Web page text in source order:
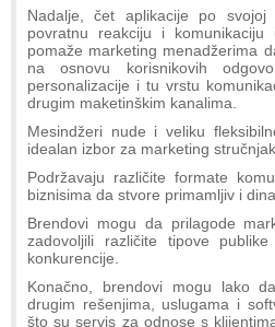
Nadalje, čet aplikacije po svojoj
povratnu reakciju i
pomaže marketing menadžerima
na osnovu korisnikovih
personalizacije i tu vrstu
drugim maketinškim kanalima.
Mesindžeri nude i veliku
idealan izbor za marketing
Podržavaju različite formate
biznisima da stvore primamljiv i
Brendovi mogu da prilagode
zadovoljili različite tipove
konkurencije.
Konačno, brendovi mogu lako
drugim rešenjima, uslugama i
što su servis za odnose s